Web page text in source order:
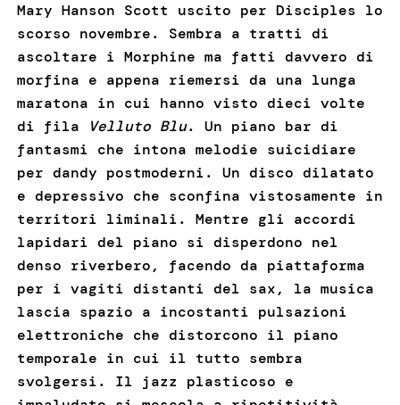
Mary Hanson Scott uscito per Disciples lo
scorso novembre. Sembra a tratti di
ascoltare i Morphine ma fatti davvero di
morfina e appena riemersi da una lunga
maratona in cui hanno visto dieci volte
di fila
Velluto Blu. Un piano bar di
fantasmi che intona melodie suicidiare
per dandy postmoderni. Un disco dilatato
e depressivo che sconfina vistosamente in
territori liminali. Mentre gli accordi
lapidari del piano si disperdono nel
denso riverbero, facendo da piattaforma
per i vagiti distanti del sax, la musica
lascia spazio a incostanti pulsazioni
elettroniche che distorcono il piano
temporale in cui il tutto sembra
svolgersi. Il jazz plasticoso e